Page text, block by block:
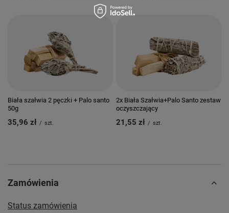
Biała szałwia 2 pęczki + Palo santo
50g
35,96 zł / szt.
2x Biała Szałwia+Palo Santo zestaw
oczyszczający
21,55 zł / szt.
Zamówienia
Status zamówienia